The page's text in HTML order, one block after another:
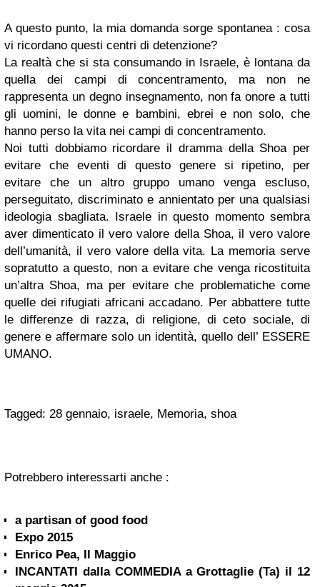
A questo punto, la mia domanda sorge spontanea : cosa
vi ricordano questi centri di detenzione?
La realtà che si sta consumando in Israele, è lontana da
quella dei campi di concentramento, ma non ne
rappresenta un degno insegnamento, non fa onore a tutti
gli uomini, le donne e bambini, ebrei e non solo, che
hanno perso la vita nei campi di concentramento.
Noi tutti dobbiamo ricordare il dramma della Shoa per
evitare che eventi di questo genere si ripetino, per
evitare che un altro gruppo umano venga escluso,
perseguitato, discriminato e annientato per una qualsiasi
ideologia sbagliata. Israele in questo momento sembra
aver dimenticato il vero valore della Shoa, il vero valore
dell’umanità, il vero valore della vita. La memoria serve
sopratutto a questo, non a evitare che venga ricostituita
un’altra Shoa, ma per evitare che problematiche come
quelle dei rifugiati africani accadano. Per abbattere tutte
le differenze di razza, di religione, di ceto sociale, di
genere e affermare solo un identità, quello dell’ ESSERE
UMANO.
Tagged: 28 gennaio, israele, Memoria, shoa
Potrebbero interessarti anche :
a partisan of good food
Expo 2015
Enrico Pea, Il Maggio
INCANTATI dalla COMMEDIA a Grottaglie (Ta) il 12